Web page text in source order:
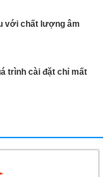
với chất lượng âm
trình cài đặt chỉ mất